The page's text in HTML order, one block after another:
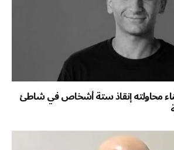
محاولته إنقاذ ستة أشخاص في شاطئ